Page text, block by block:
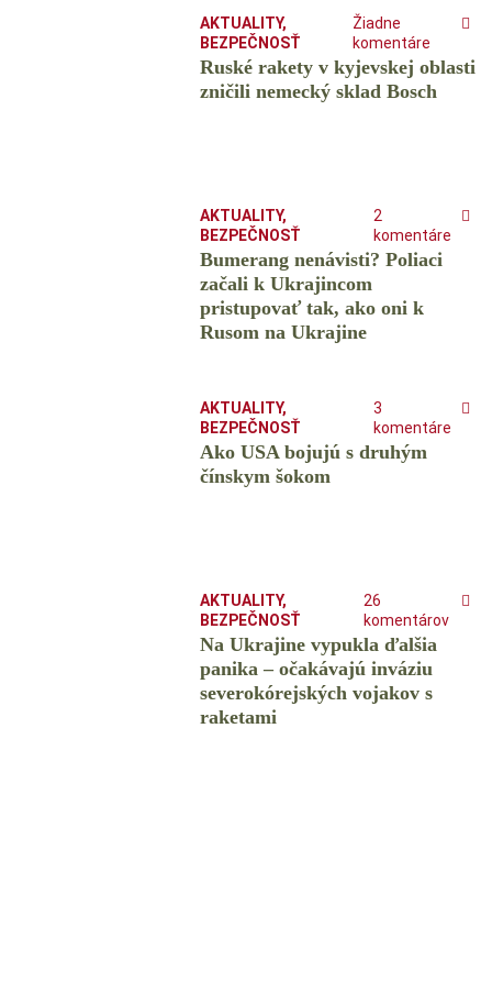
AKTUALITY,
BEZPEČNOSŤ
Žiadne
komentáre
Ruské rakety v kyjevskej oblasti
zničili nemecký sklad Bosch
AKTUALITY,
BEZPEČNOSŤ
2
komentáre
Bumerang nenávisti? Poliaci
začali k Ukrajincom
pristupovať tak, ako oni k
Rusom na Ukrajine
AKTUALITY,
BEZPEČNOSŤ
3
komentáre
Ako USA bojujú s druhým
čínskym šokom
AKTUALITY,
BEZPEČNOSŤ
26
komentárov
Na Ukrajine vypukla ďalšia
panika – očakávajú inváziu
severokórejských vojakov s
raketami